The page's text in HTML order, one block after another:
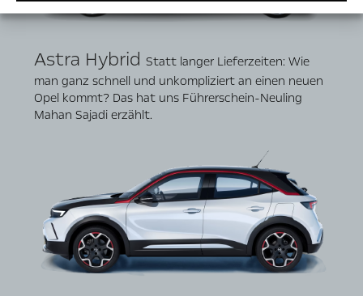
Astra Hybrid Statt langer Lieferzeiten: Wie
man ganz schnell und unkompliziert an einen neuen
Opel kommt? Das hat uns Führerschein-Neuling
Mahan Sajadi erzählt.